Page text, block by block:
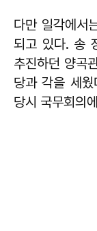
다만 일각에서
되고 있다. 송
추진하던 양곡
당과 각을 세
당시 국무회의